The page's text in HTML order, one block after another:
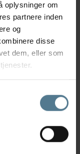
oplysninger om
partnere inden
og
disse
dem, eller som
805